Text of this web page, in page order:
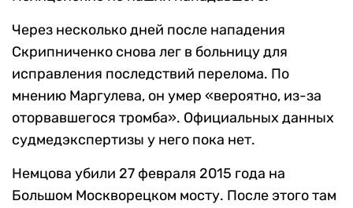
Через несколько дней после нападения
Скрипниченко снова лег в больницу для
исправления последствий перелома. По
мнению Маргулева, он умер «вероятно, из-за
оторвавшегося тромба». Официальных данных
судмедэкспертизы у него пока нет.
Немцова убили 27 февраля 2015 года на
Большом Москворецком мосту. После этого там